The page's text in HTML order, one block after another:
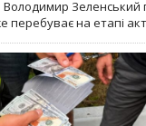
Володимир Зеленський
перебуває на етапі